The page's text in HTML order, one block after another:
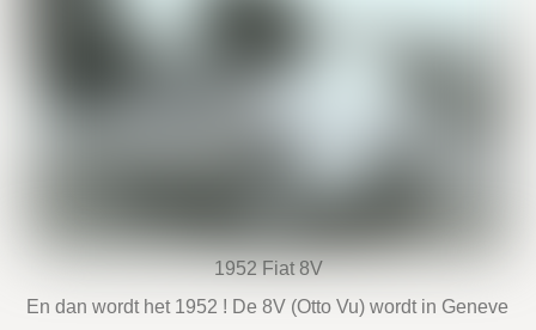
1952 Fiat 8V
En dan wordt het 1952 ! De 8V (Otto Vu) wordt in Geneve